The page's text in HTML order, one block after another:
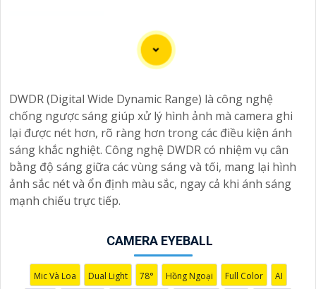
năng đến từ nhiều thương hiệu khác nhau. Camera
chất lượng mang lại khả năng ghi hình sắc nét đến
từng chi tiết và có màu sắc sinh động. Với trang bị các
công nghệ đèn led trợ sáng vào ban đêm, camera wifi
cho phép bạn nhận diện rõ ràng vật thể và người mà
camera ghi lại, tăng cường sự an toàn cho gia đình và
tài sản của bạn. Sau đây là một số camera wifi quan sát
DWDR (Digital Wide Dynamic Range) là công nghệ
chống ngược sáng giúp xử lý hình ảnh mà camera ghi
lại được nét hơn, rõ ràng hơn trong các điều kiện ánh
sáng khắc nghiệt. Công nghệ DWDR có nhiệm vụ cân
bằng độ sáng giữa các vùng sáng và tối, mang lại hình
ảnh sắc nét và ổn định màu sắc, ngay cả khi ánh sáng
mạnh chiếu trực tiếp.
CAMERA EYEBALL
Mic Và Loa Dual Light 78° Hồng Ngoại Full Color AI